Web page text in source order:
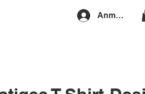
Anmelden